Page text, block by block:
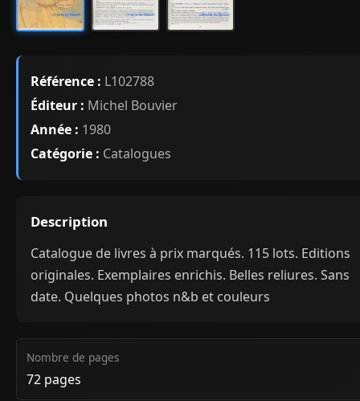
Référence : L102788
Éditeur : Michel Bouvier
Année : 1980
Catégorie : Catalogues
Description
Catalogue de livres à prix marqués. 115 lots. Editions
originales. Exemplaires enrichis. Belles reliures. Sans
date. Quelques photos n&b et couleurs
Nombre de pages
72 pages